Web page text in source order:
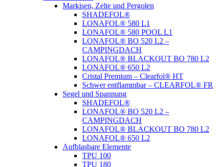
Markisen, Zelte und Pergolen
SHADEFOL®
LONAFOL® 580 L1
LONAFOL® 580 POOL L1
LONAFOL® BO 520 L2 –
CAMPINGDACH
LONAFOL® BLACKOUT BO 780 L2
LONAFOL® 650 L2
Cristal Premium – Clearfol® HT
Schwer entflammbar – CLEARFOL® FR
Segel und Spannung
SHADEFOL®
LONAFOL® BO 520 L2 –
CAMPINGDACH
LONAFOL® BLACKOUT BO 780 L2
LONAFOL® 650 L2
Aufblasbare Elemente
TPU 100
TPU 180